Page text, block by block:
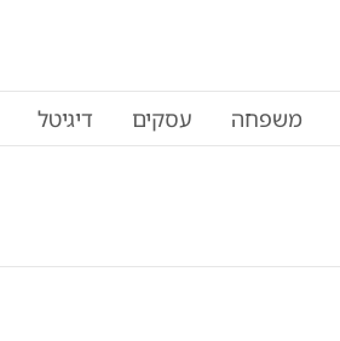
משפחה עסקים דיגיטל